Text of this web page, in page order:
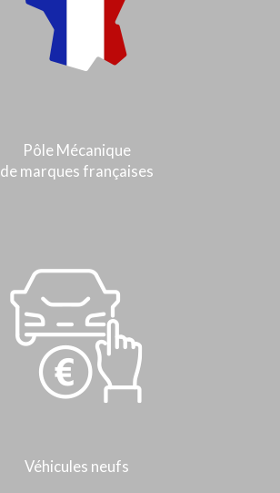
Pôle Mécanique
de marques françaises
Véhicules neufs